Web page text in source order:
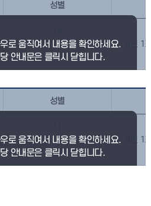
성별
6인 1
남
성별
4인 1
여